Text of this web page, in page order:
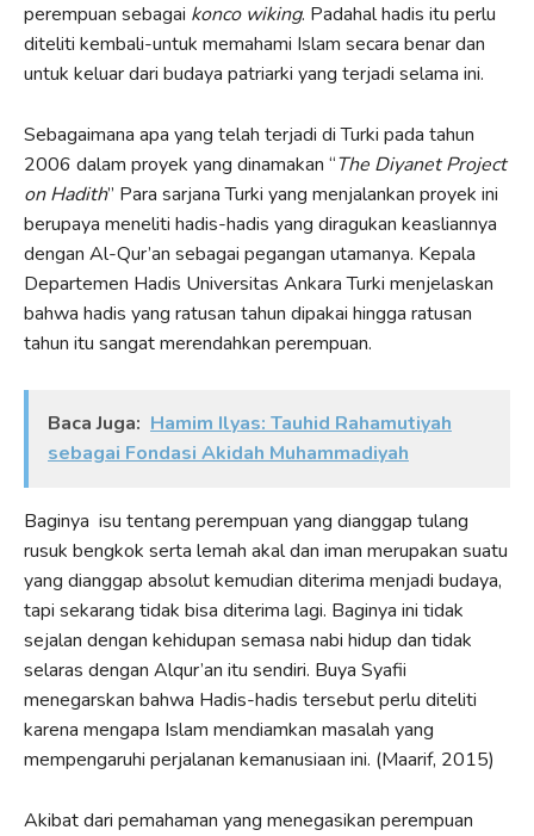
perempuan sebagai konco wiking. Padahal hadis itu perlu
diteliti kembali-untuk memahami Islam secara benar dan
untuk keluar dari budaya patriarki yang terjadi selama ini.
Sebagaimana apa yang telah terjadi di Turki pada tahun
2006 dalam proyek yang dinamakan “The Diyanet Project
on Hadith” Para sarjana Turki yang menjalankan proyek ini
berupaya meneliti hadis-hadis yang diragukan keasliannya
dengan Al-Qur’an sebagai pegangan utamanya. Kepala
Departemen Hadis Universitas Ankara Turki menjelaskan
bahwa hadis yang ratusan tahun dipakai hingga ratusan
tahun itu sangat merendahkan perempuan.
Baca Juga: Hamim Ilyas: Tauhid Rahamutiyah
sebagai Fondasi Akidah Muhammadiyah
Baginya isu tentang perempuan yang dianggap tulang
rusuk bengkok serta lemah akal dan iman merupakan suatu
yang dianggap absolut kemudian diterima menjadi budaya,
tapi sekarang tidak bisa diterima lagi. Baginya ini tidak
sejalan dengan kehidupan semasa nabi hidup dan tidak
selaras dengan Alqur’an itu sendiri. Buya Syafii
menegarskan bahwa Hadis-hadis tersebut perlu diteliti
karena mengapa Islam mendiamkan masalah yang
mempengaruhi perjalanan kemanusiaan ini. (Maarif, 2015)
Akibat dari pemahaman yang menegasikan perempuan